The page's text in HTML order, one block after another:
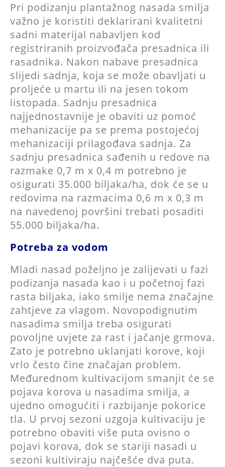
Pri podizanju plantažnog nasada smilja
važno je koristiti deklarirani kvalitetni
sadni materijal nabavljen kod
registriranih proizvođača presadnica ili
rasadnika. Nakon nabave presadnica
slijedi sadnja, koja se može obavljati u
proljeće u martu ili na jesen tokom
listopada. Sadnju presadnica
najjednostavnije je obaviti uz pomoć
mehanizacije pa se prema postojećoj
mehanizaciji prilagođava sadnja. Za
sadnju presadnica sađenih u redove na
razmake 0,7 m x 0,4 m potrebno je
osigurati 35.000 biljaka/ha, dok će se u
redovima na razmacima 0,6 m x 0,3 m
na navedenoj površini trebati posaditi
55.000 biljaka/ha.
Potreba za vodom
Mladi nasad poželjno je zalijevati u fazi
podizanja nasada kao i u početnoj fazi
rasta biljaka, iako smilje nema značajne
zahtjeve za vlagom. Novopodignutim
nasadima smilja treba osigurati
povoljne uvjete za rast i jačanje grmova.
Zato je potrebno uklanjati korove, koji
vrlo često čine značajan problem.
Međurednom kultivacijom smanjit će se
pojava korova u nasadima smilja, a
ujedno omogućiti i razbijanje pokorice
tla. U prvoj sezoni uzgoja kultivaciju je
potrebno obaviti više puta ovisno o
pojavi korova, dok se stariji nasadi u
sezoni kultiviraju najčešće dva puta.